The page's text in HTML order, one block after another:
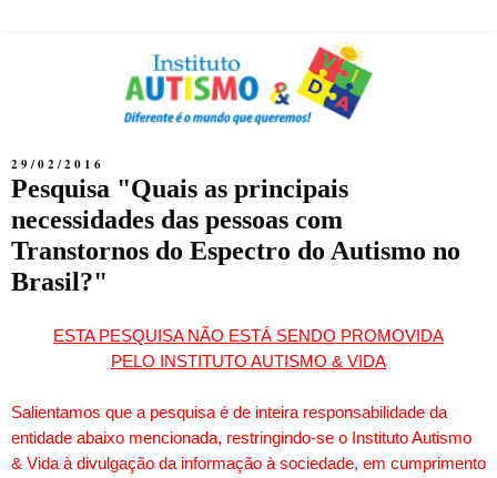
29/02/2016
Pesquisa "Quais as principais
necessidades das pessoas com
Transtornos do Espectro do Autismo no
Brasil?"
ESTA PESQUISA NÃO ESTÁ SENDO PROMOVIDA
PELO INSTITUTO AUTISMO & VIDA
Salientamos que a pesquisa é de inteira responsabilidade da
entidade abaixo mencionada, restringindo-se o Instituto Autismo
& Vida à divulgação da informação à sociedade, em cumprimento